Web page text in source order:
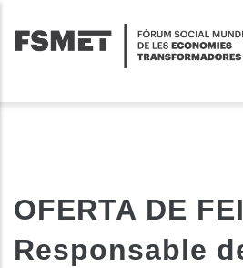
contingut
OFERTA DE
Responsable